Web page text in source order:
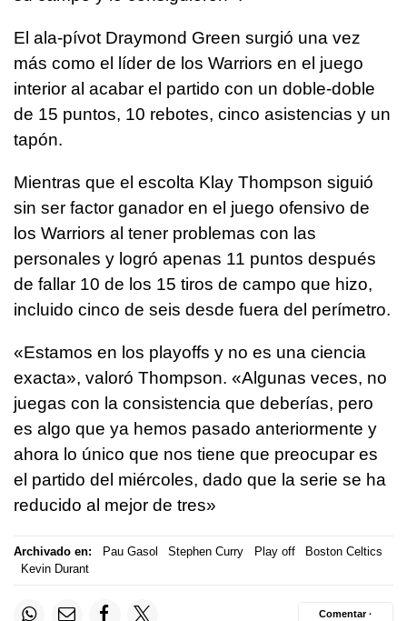
El ala-pívot Draymond Green surgió una vez
más como el líder de los Warriors en el juego
interior al acabar el partido con un doble-doble
de 15 puntos, 10 rebotes, cinco asistencias y un
tapón.
Mientras que el escolta Klay Thompson siguió
sin ser factor ganador en el juego ofensivo de
los Warriors al tener problemas con las
personales y logró apenas 11 puntos después
de fallar 10 de los 15 tiros de campo que hizo,
incluido cinco de seis desde fuera del perímetro.
«Estamos en los playoffs y no es una ciencia
exacta», valoró Thompson. «Algunas veces, no
juegas con la consistencia que deberías, pero
es algo que ya hemos pasado anteriormente y
ahora lo único que nos tiene que preocupar es
el partido del miércoles, dado que la serie se ha
reducido al mejor de tres»
Archivado en: Pau Gasol Stephen Curry Play off
Boston Celtics
Kevin Durant
Comentar ·